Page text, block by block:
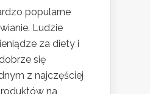
popularne
Ludzie
za diety i
się
z najczęściej
na